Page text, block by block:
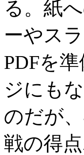
る。紙
ーやス
PDFを
ジにも
のだが
戦の得